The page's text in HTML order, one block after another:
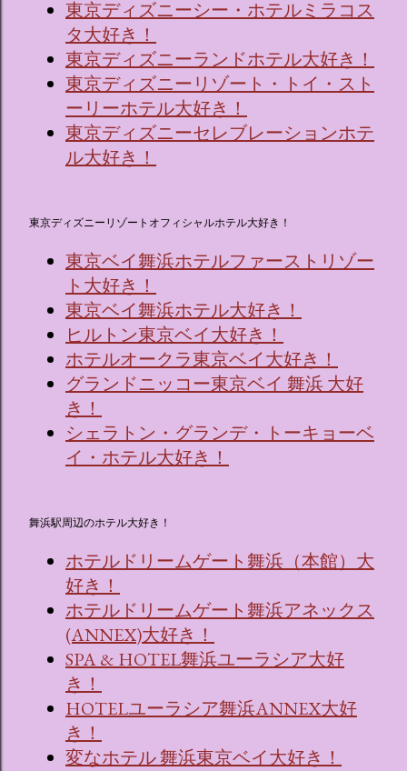
東京ディズニーシー・ホテルミラコス
タ大好き！
東京ディズニーランドホテル大好き！
東京ディズニーリゾート・トイ・スト
ーリーホテル大好き！
東京ディズニーセレブレーションホテ
ル大好き！
東京ディズニーリゾートオフィシャルホテル大好き！
東京ベイ舞浜ホテルファーストリゾー
ト大好き！
東京ベイ舞浜ホテル大好き！
ヒルトン東京ベイ大好き！
ホテルオークラ東京ベイ大好き！
グランドニッコー東京ベイ 舞浜 大好
き！
シェラトン・グランデ・トーキョーベ
イ・ホテル大好き！
舞浜駅周辺のホテル大好き！
ホテルドリームゲート舞浜（本館）大
好き！
ホテルドリームゲート舞浜アネックス
(ANNEX)大好き！
SPA & HOTEL舞浜ユーラシア大好
き！
HOTELユーラシア舞浜ANNEX大好
き！
変なホテル 舞浜東京ベイ大好き！